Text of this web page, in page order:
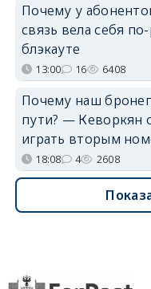
Почему у
связь вела себя
блэкауте
13:00 16 6408
Почему наш
пути? — Кеворкян
играть вторым
18:08 4 2608